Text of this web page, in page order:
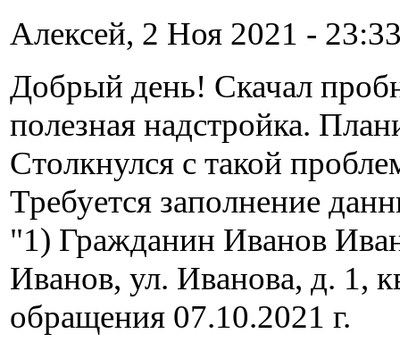
Алексей, 2 Ноя 2021 -
Добрый день! Скачал
полезная надстройка.
Столкнулся с такой
Требуется заполнение
"1) Гражданин Иванов
Иванов, ул. Иванова, д. 1,
обращения 07.10.2021 г.